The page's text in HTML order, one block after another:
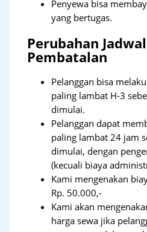
Penyewa bisa
yang bertugas.
Perubahan
Pembatalan
Pelanggan bisa
paling lambat H-3
dimulai.
Pelanggan dapat
paling lambat 24 jam
dimulai, dengan
(kecuali biaya
Kami mengenakan
Rp. 50.000,-
Kami akan
harga sewa jika